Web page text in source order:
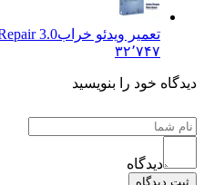
تعمیر ویدئو خرابRepair 3.0
۳۲٬۷۴۷
خود را بنویسید
دیدگاه
دیدگاه